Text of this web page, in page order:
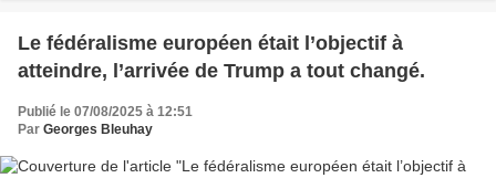
Le fédéralisme européen était l’objectif à
atteindre, l’arrivée de Trump a tout changé.
Publié le 07/08/2025 à 12:51
Par Georges Bleuhay